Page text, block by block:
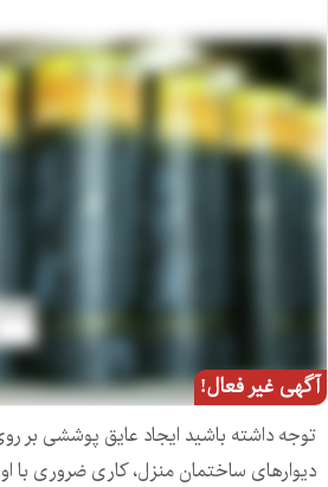
آگهی غیر فعال!
توجه داشته باشید ایجاد عایق پوششی بر
دیوارهای ساختمان منزل، کاری ضروری با